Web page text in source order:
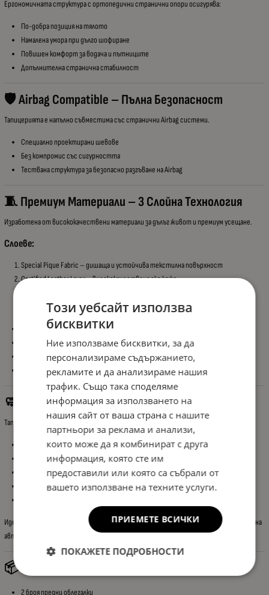
Ергономичната структура с ортопедични странични опори осигурява:
По-добра позиция на тялото
Намалена умора при дълго шофиране
Повишен комфорт за водача и пътниците
Допълнителна странична стабилност
🛡 Airbag Compatible – Пълна Безопасност
Тапицерията е напълно съвместима със странични Airbag системи.
Специално проектирани шевове
Без компромис със сигурността
Тествана структура за безопасно разгъване на Airbag
🧵 Премиум Материали – 3 Слойна Технология
Изработена от висококачествени материали за дълъг живот и премиум усещане.
Слоеве:
Special Pique Fabric – дишаща и устойчива текстилна повърхност
Certified Leather Layer – висококачествена еко кожа
деформации
Устойчива на износване
Лесна за почистване
Не задържа мръсотия
Подходяща за ежедневно ползване
🧼 Защита на Оригиналния Интериор
Тапицерията предпазва фабричните седалки от:
Замърсяване
Износване
Идеално решение както за запазване на интериора, така и за цялостно освежаване на
автомобила.
📦 Какво Включва Комплектът
2 броя предни облегалки
Този уебсайт използва
бисквитки
Ние използваме бисквитки, за да
персонализираме съдържанието,
рекламите и да анализираме нашия
трафик. Също така споделяме
информация за използването на
нашия сайт от ваша страна с нашите
партньори за реклама и анализи,
които може да я комбинират с друга
информация, която сте им
предоставили или която са събрали от
вашето използване на техните услуги.
ПРИЕМЕТЕ ВСИЧКИ
ПОКАЖЕТЕ ПОДРОБНОСТИ